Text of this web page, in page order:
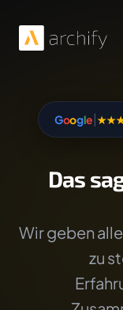
Google|
Das
Wir geben
zu